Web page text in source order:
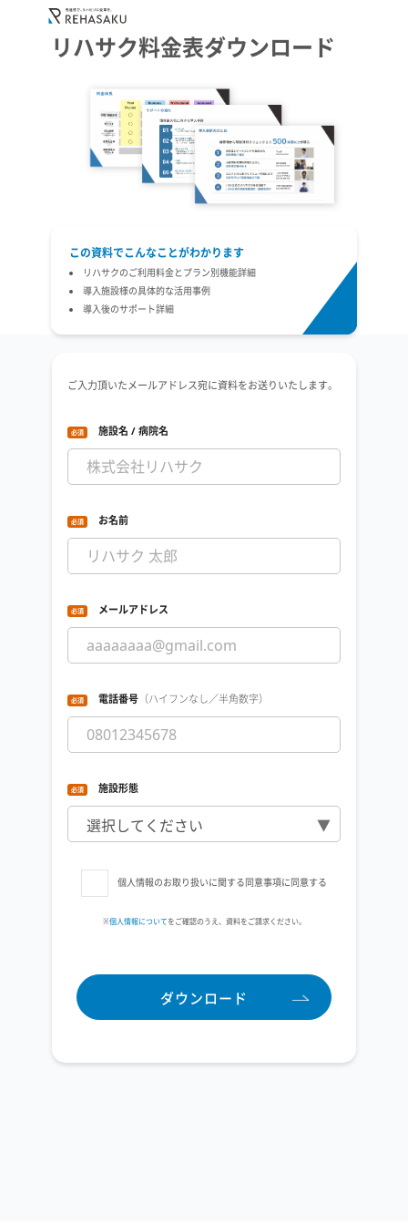
リハサク料金表ダウンロード
この資料でこんなことがわかります
リハサクのご利用料金とプラン別機能詳細
導入施設様の具体的な活用事例
導入後のサポート詳細
ご入力頂いたメールアドレス宛に資料をお送りいたします。
施設名 / 病院名
お名前
メールアドレス
電話番号 （ハイフンなし／半角数字）
施設形態
個人情報のお取り扱いに関する同意事項に同意する
※個人情報についてをご確認のうえ、資料をご請求ください。